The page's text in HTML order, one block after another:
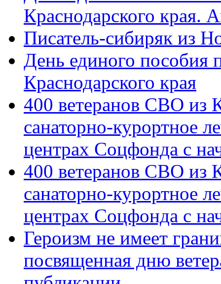
Краснодарского края.
Писатель-сибиряк из
День единого пособия
Краснодарского края
400 ветеранов СВО из
санаторно-курортное
центрах Соцфонда с
400 ветеранов СВО из
санаторно-курортное
центрах Соцфонда с
Героизм не имеет
посвященная дню